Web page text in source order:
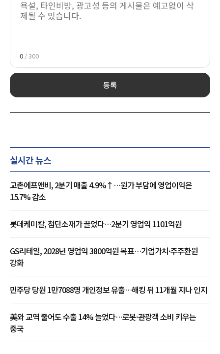
0 / 300
등록
실시간 뉴스
교촌에프앤비, 2분기 매출 4.9%↑…원가 부담에 영업이익은
15.7% 감소
롯데케미칼, 첨단소재가 끌었다…2분기 영업익 1101억원
GS리테일, 2028년 영업익 3800억원 목표…기업가치·주주환원
강화
민주당 당원 1만7088명 개인정보 유출…해킹 뒤 11개월 지나 인지
美와 교역 줄어도 수출 14% 늘었다…로봇·관광객 소비 키우는
중국